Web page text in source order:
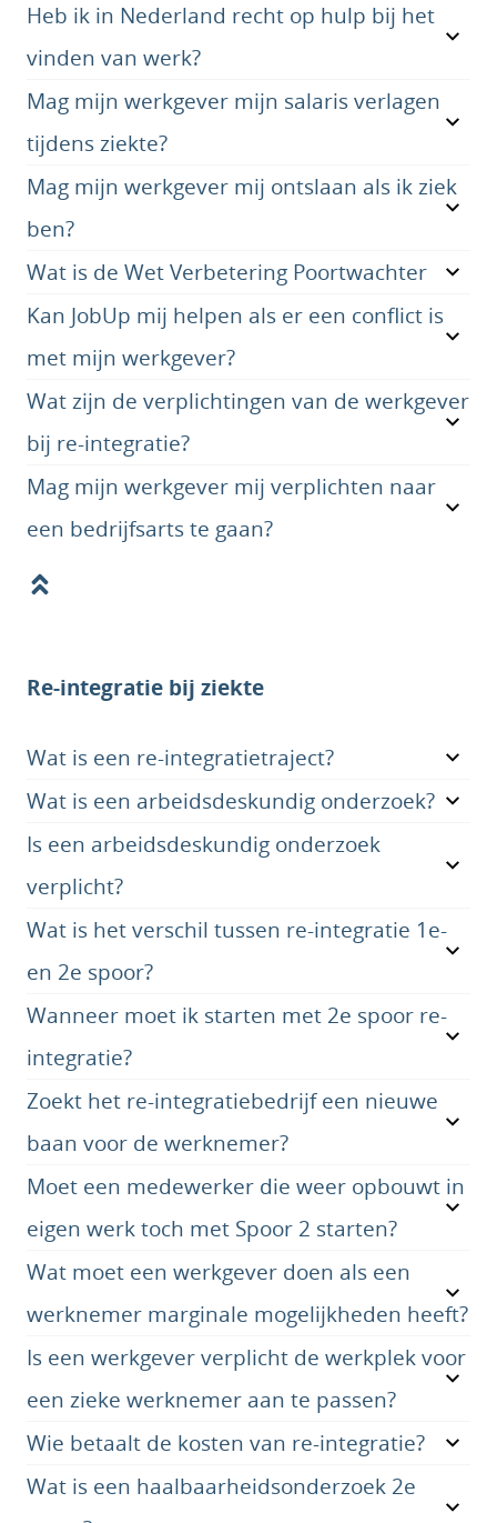
Heb ik in Nederland recht op hulp bij het
vinden van werk?
Mag mijn werkgever mijn salaris verlagen
tijdens ziekte?
Mag mijn werkgever mij ontslaan als ik ziek
ben?
Wat is de Wet Verbetering Poortwachter
Kan JobUp mij helpen als er een conflict is
met mijn werkgever?
Wat zijn de verplichtingen van de werkgever
bij re-integratie?
Mag mijn werkgever mij verplichten naar
een bedrijfsarts te gaan?
Re-integratie bij ziekte
Wat is een re-integratietraject?
Wat is een arbeidsdeskundig onderzoek?
Is een arbeidsdeskundig onderzoek
verplicht?
Wat is het verschil tussen re-integratie 1e-
en 2e spoor?
Wanneer moet ik starten met 2e spoor re-
integratie?
Zoekt het re-integratiebedrijf een nieuwe
baan voor de werknemer?
Moet een medewerker die weer opbouwt in
eigen werk toch met Spoor 2 starten?
Wat moet een werkgever doen als een
werknemer marginale mogelijkheden heeft?
Is een werkgever verplicht de werkplek voor
een zieke werknemer aan te passen?
Wie betaalt de kosten van re-integratie?
Wat is een haalbaarheidsonderzoek 2e